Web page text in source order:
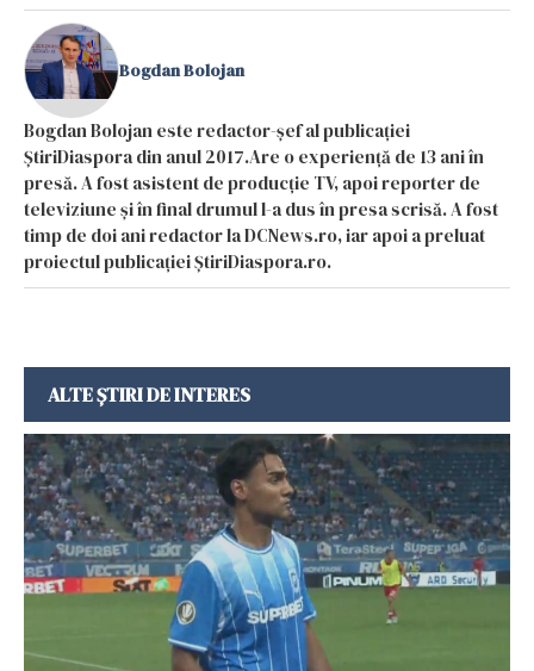
Bogdan Bolojan
Bogdan Bolojan este redactor-șef al publicației
ȘtiriDiaspora din anul 2017.Are o experiență de 13 ani în
presă. A fost asistent de producție TV, apoi reporter de
televiziune și în final drumul l-a dus în presa scrisă. A fost
timp de doi ani redactor la DCNews.ro, iar apoi a preluat
proiectul publicației ȘtiriDiaspora.ro.
ALTE ȘTIRI DE INTERES